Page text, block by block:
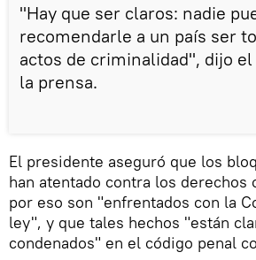
"Hay que ser claros: nadie
recomendarle a un país ser
actos de criminalidad", dijo
la prensa.
El presidente aseguró que los
han atentado contra los derechos
por eso son "enfrentados con la
ley", y que tales hechos "están
condenados" en el código penal